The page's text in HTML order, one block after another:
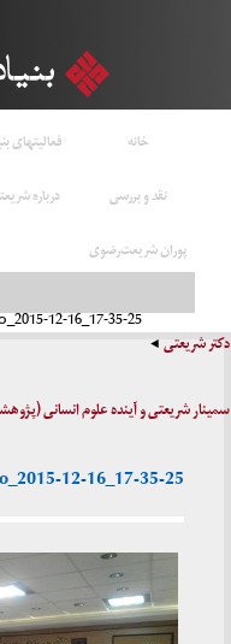
خانه فعالیتهای
نقد و بررسی
درباره
پوران شریعت‌رضوی
دکتر شریعتی
سمینار شریعتی و آینده علوم انسانی
12-16_17-35-25
12-16_17-35-25